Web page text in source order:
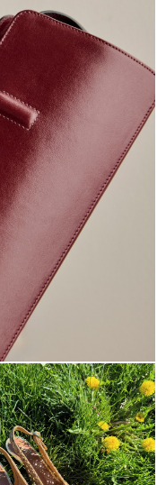
Lady Bag is ...